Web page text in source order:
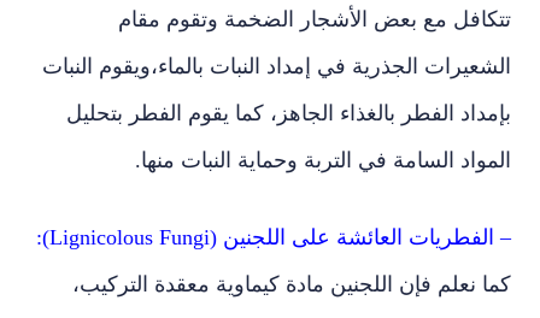
تتكافل مع بعض الأشجار الضخمة وتقوم مقام
الشعيرات الجذرية في إمداد النبات بالماء،ويقوم النبات
بإمداد الفطر بالغذاء الجاهز، كما يقوم الفطر بتحليل
المواد السامة في التربة وحماية النبات منها.
– الفطريات العائشة على اللجنين (Lignicolous Fungi):
كما نعلم فإن اللجنين مادة كيماوية معقدة التركيب،